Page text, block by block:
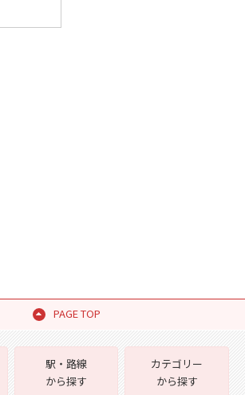
PAGE TOP
駅・路線
から探す
カテゴリー
から探す